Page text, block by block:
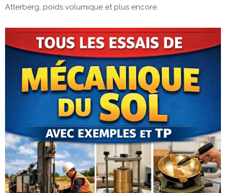
Atterberg, poids volumique et plus encore.